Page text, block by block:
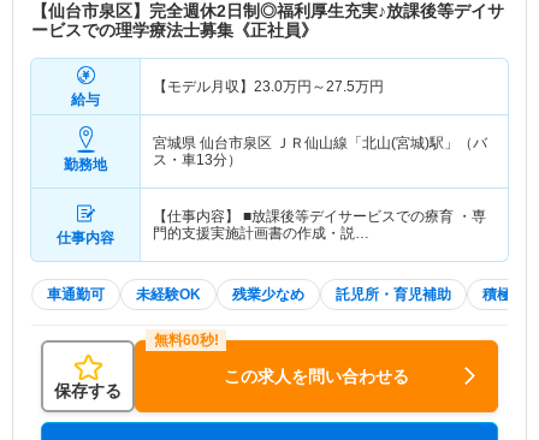
【仙台市泉区】完全週休2日制◎福利厚生充実♪放課後等デイサ
ービスでの理学療法士募集《正社員》
給与
【モデル月収】 23.0万円～27.5万円
勤務地
宮城県 仙台市泉区 ＪＲ仙山線「北山(宮城)駅」（バ
ス・車13分）
仕事内容
【仕事内容】 ■放課後等デイサービスでの療育 ・専
門的支援実施計画書の作成・説…
車通勤可 未経験OK 残業少なめ 託児所・育児補助 積極採
保存する
この求人を問い合わせる